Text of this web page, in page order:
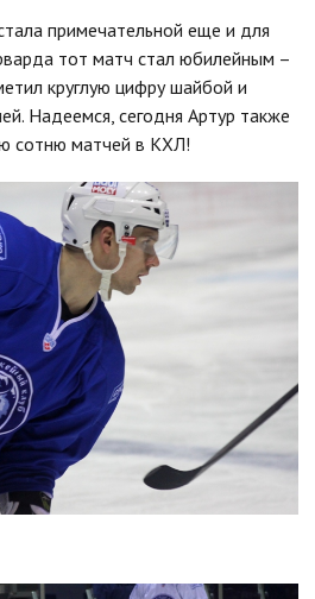
примечательной еще и для
тот матч стал юбилейным –
круглую цифру шайбой и
Надеемся, сегодня Артур также
сотню матчей в КХЛ!